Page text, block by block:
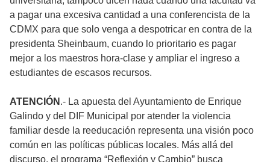
a pagar una excesiva cantidad a una conferencista de la
CDMX para que solo venga a despotricar en contra de la
presidenta Sheinbaum, cuando lo prioritario es pagar
mejor a los maestros hora-clase y ampliar el ingreso a
estudiantes de escasos recursos.
ATENCIÓN .- La apuesta del Ayuntamiento de Enrique
Galindo y del DIF Municipal por atender la violencia
familiar desde la reeducación representa una visión poco
común en las políticas públicas locales. Más allá del
discurso, el programa “Reflexión y Cambio” busca